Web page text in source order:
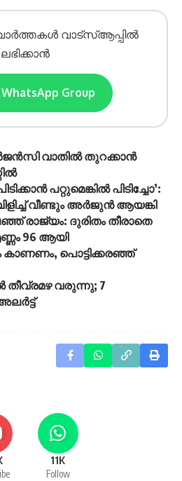
വാട്സ്ആപ്പിൽ
ലഭിക്കാൻ
WhatsApp Group
വാതിൽ തുറക്കാൻ
പറ്റുമെങ്കിൽ പിടിച്ചോ’:
വീണ്ടും അർജുൻ ആയങ്കി
രാജ്യം: ദുരിതം തീരാതെ
96 ആയി
കാണണം, പൊട്ടിക്കരഞ്ഞ്
തീവ്രമഴ വരുന്നു; 7
11K
Follow